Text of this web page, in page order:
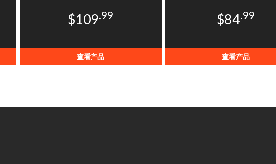
$109.99
查看产品
$84.99
查看产品